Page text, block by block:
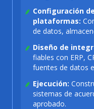
Configuración
plataformas:
de datos,
Diseño de
fiables con ERP,
fuentes de datos
Ejecución:
sistemas de
aprobado.